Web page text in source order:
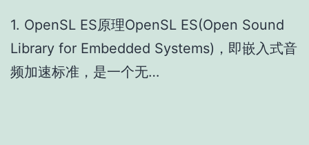
1. OpenSL ES原理OpenSL ES(Open Sound
Library for Embedded Systems)，即嵌入式音
频加速标准，是一个无…